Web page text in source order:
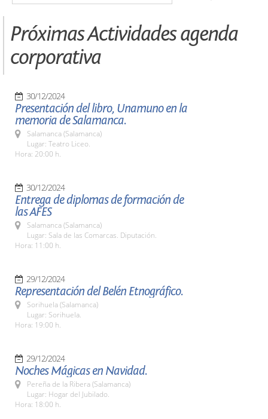
Próximas Actividades agenda
corporativa
30/12/2024
Presentación del libro, Unamuno en la
memoria de Salamanca.
Salamanca (Salamanca)
Lugar: Teatro Liceo.
Hora: 20:00 h.
30/12/2024
Entrega de diplomas de formación de
las AFES
Salamanca (Salamanca)
Lugar: Sala de las Comarcas. Diputación.
Hora: 11:00 h.
29/12/2024
Representación del Belén Etnográfico.
Sorihuela (Salamanca)
Lugar: Sorihuela.
Hora: 19:00 h.
29/12/2024
Noches Mágicas en Navidad.
Pereña de la Ribera (Salamanca)
Lugar: Hogar del Jubilado.
Hora: 18:00 h.